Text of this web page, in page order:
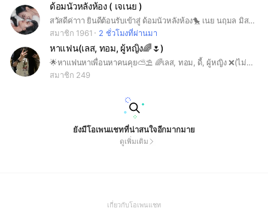
ด้อมนัวหลังห้อง ( เจเนย )
สวัสดีค่าาา ยินดีต้อนรับเข้าสู่ ด้อมนัวหลังห้อง🐤 เนย นฤมล มิสแกรนด์ สุโขทัย แองเจ มิสแกรนด์บุรีรัมย์
สมาชิก 1961
2 ชั่วโมงที่ผ่านมา
หาแฟน(เลส, ทอม, ผู้หญิง🌈🌷)​
🌟หาแฟนหาเพื่อนหาคนคุย⛅⛱️ 🌈เลส, ทอม, ดี้, ผู้หญิง​ ❌(ไม่รับผู้ชาย) ✅ใครเหงาแวะเข้ามาทักทายกันค่ะ🥰 🌷ห้องนี้น่ารักทุกคนคุยกันชิวๆสบายๆงับ🌈
สมาชิก 249
ยังมีโอเพนแชทที่น่าสนใจอีกมากมาย
ดูเพิ่มเติม
เกี่ยวกับโอเพนแชท(Open